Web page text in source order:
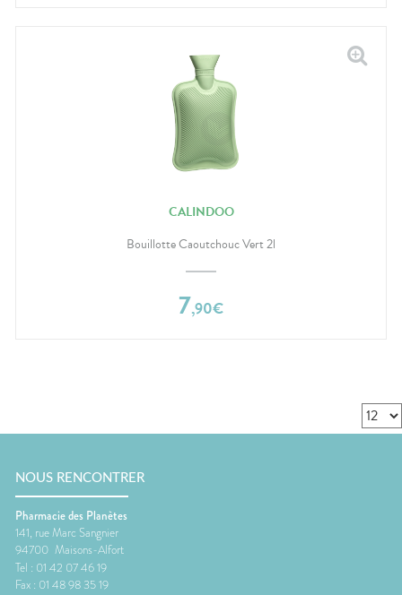
CALINDOO
Bouillotte Caoutchouc Vert 2l
7,90€
NOUS RENCONTRER
Pharmacie des Planètes
141, rue Marc Sangnier
94700 Maisons-Alfort
Tel : 01 42 07 46 19
Fax : 01 48 98 35 19